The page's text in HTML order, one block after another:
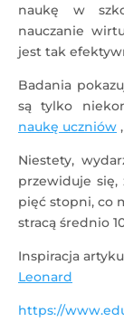
naukę w
nauczanie
jest tak
Badania
są tylko
naukę uczniów ,
Niestety,
przewiduje się,
pięć stopni, co
stracą średnio
Inspiracja
Leonard
https://